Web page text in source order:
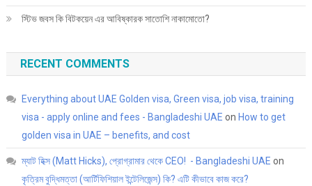
স্টিভ জবস কি বিটকয়েন এর আবিষ্কারক সাতোশি নাকামোতো?
RECENT COMMENTS
Everything about UAE Golden visa, Green visa, job visa, training
visa - apply online and fees - Bangladeshi UAE on How to get
golden visa in UAE – benefits, and cost
ম্যাট হিক্স (Matt Hicks), প্রোগ্রামার থেকে CEO! - Bangladeshi UAE on
কৃত্রিম বুদ্ধিমত্তা (আর্টিফিশিয়াল ইন্টেলিজেন্স) কি? এটি কীভাবে কাজ করে?